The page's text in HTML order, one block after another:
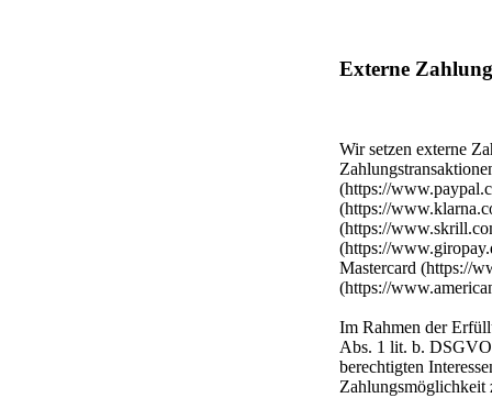
Externe
Wir setzen externe
(https://
(https://
(https://
(https://
Mastercard (https://
(https://
Im Rahmen der
Abs. 1 lit. b. DSGVO
berechtigten
Zahlungsmöglichkeit